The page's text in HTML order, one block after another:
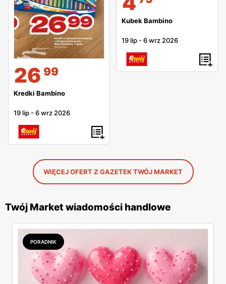
26 99
Kredki Bambino
19 lip -6 wrz 2026
Kubek Bambino
19 lip -6 wrz 2026
WIĘCEJ OFERT Z GAZETEK TWÓJ MARKET
Twój Market wiadomości handlowe
PORADNIK